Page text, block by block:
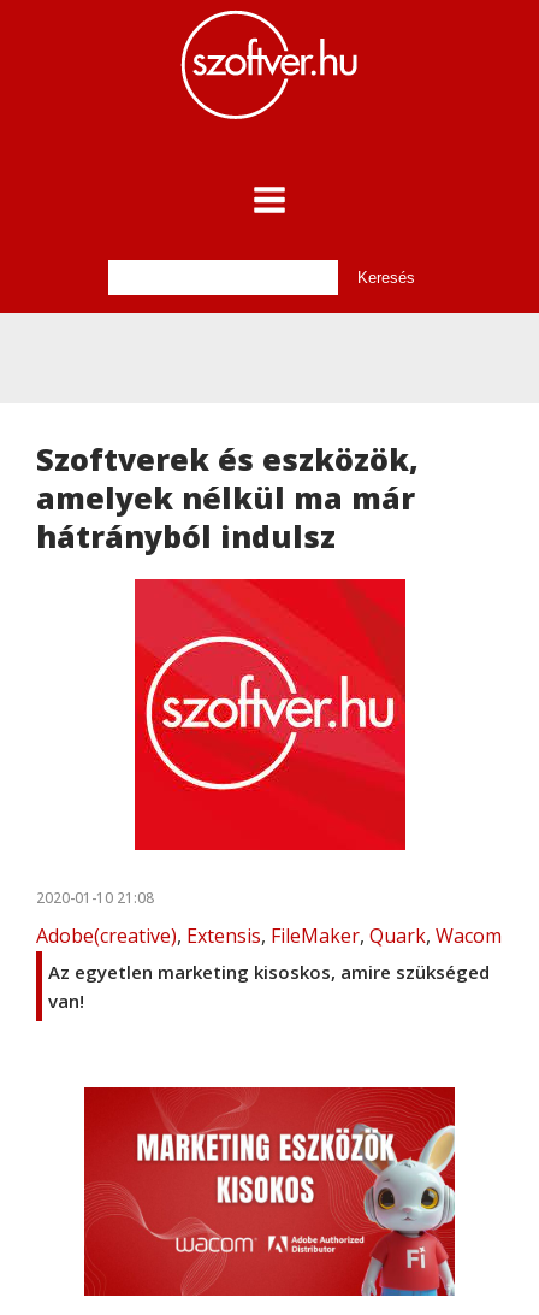
Szoftverek és eszközök,
amelyek nélkül ma már
hátrányból indulsz
2020-01-10 21:08
Adobe(creative), Extensis, FileMaker, Quark, Wacom
Az egyetlen marketing kisoskos, amire szükséged
van!